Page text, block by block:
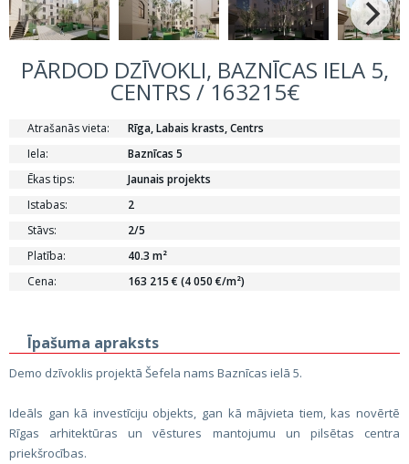
PĀRDOD DZĪVOKLI, BAZNĪCAS IELA 5,
CENTRS / 163215€
Atrašanās vieta:
Rīga, Labais krasts, Centrs
Iela:
Baznīcas 5
Ēkas tips:
Jaunais projekts
Istabas:
2
Stāvs:
2/5
Platība:
40.3 m²
Cena:
163 215 € (4 050 €/m²)
Īpašuma apraksts
Demo dzīvoklis projektā Šefela nams Baznīcas ielā 5.
Ideāls gan kā investīciju objekts, gan kā mājvieta tiem, kas novērtē
Rīgas arhitektūras un vēstures mantojumu un pilsētas centra
priekšrocības.